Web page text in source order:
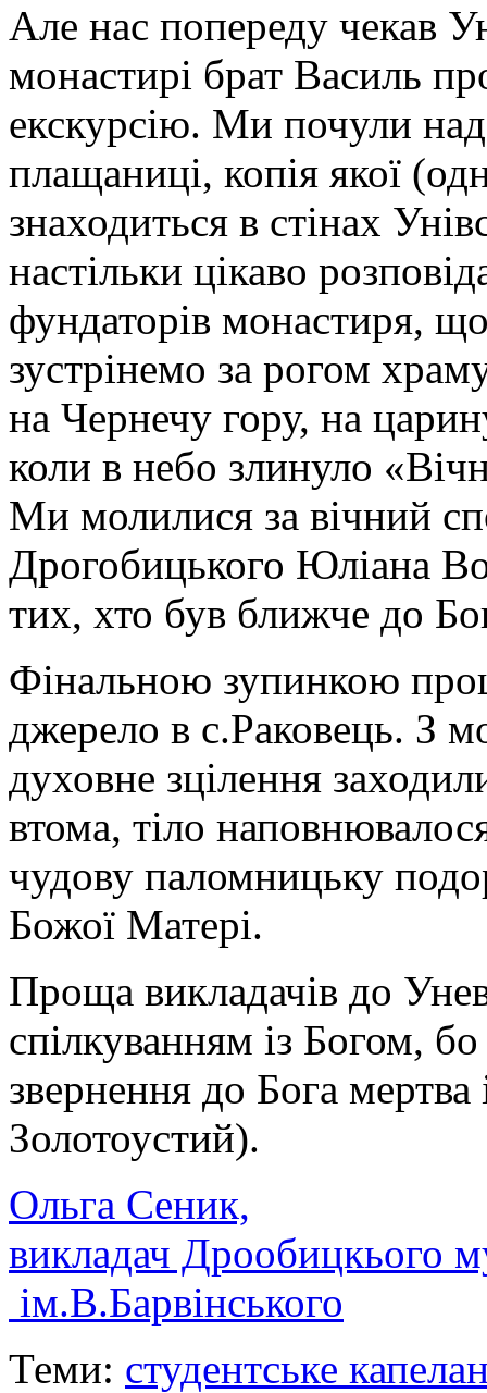
Але нас попереду чекав
монастирі брат Василь
екскурсію. Ми почули
плащаниці, копія якої
знаходиться в стінах
настільки цікаво
фундаторів монастиря,
зустрінемо за рогом
на Чернечу гору, на
коли в небо злинуло
Ми молилися за вічний
Дрогобицького Юліана
тих, хто був ближче до
Фінальною зупинкою
джерело в с.Раковець. З
духовне зцілення
втома, тіло
чудову паломницьку
Божої Матері.
Проща викладачів до
спілкуванням із Богом,
звернення до Бога мертва
Золотоустий).
Ольга Сеник,
викладач Дрообицкього
ім.В.Барвінського
Теми: студентське